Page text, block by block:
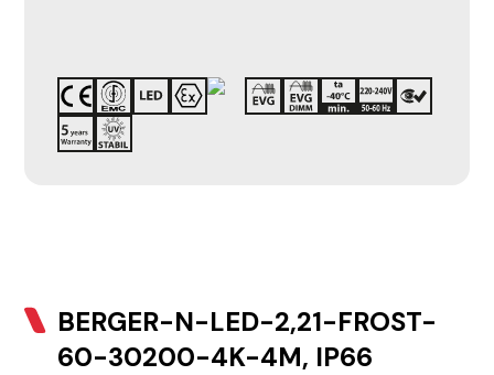
BERGER-N-LED-2,21-FROST-
60-30200-4K-4M, IP66